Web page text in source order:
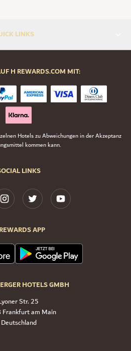
LINKS
LINKS
APP
HOTELS GMBH
Str. 25
am Main
Deutschland
H REWARDS.COM MIT:
Hotels zu Abweichungen in der Akzeptanz
kommen kann.